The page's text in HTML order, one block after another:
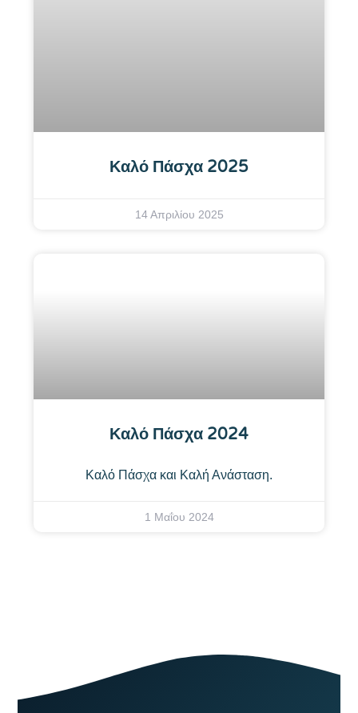
Καλό Πάσχα 2025
14 Απριλίου 2025
Καλό Πάσχα 2024
Καλό Πάσχα και Καλή Ανάσταση.
1 Μαΐου 2024